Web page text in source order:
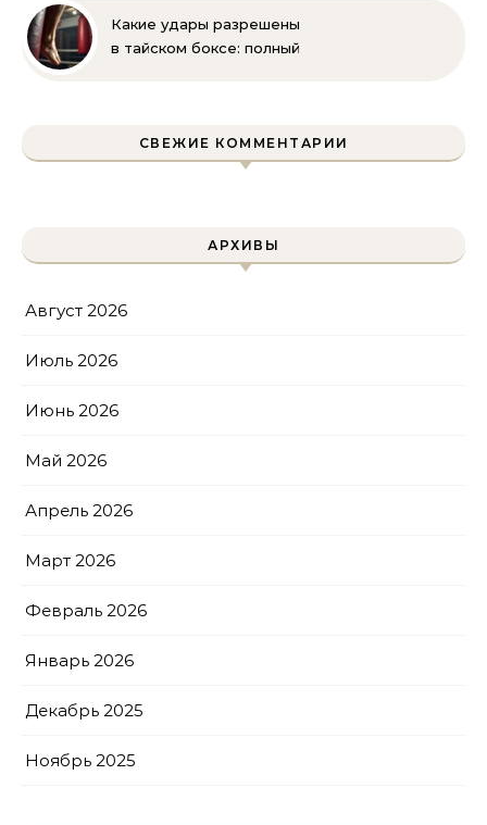
экипировки
Какие удары разрешены
в тайском боксе: полный
СВЕЖИЕ КОММЕНТАРИИ
АРХИВЫ
Август 2026
Июль 2026
Июнь 2026
Май 2026
Апрель 2026
Март 2026
Февраль 2026
Январь 2026
Декабрь 2025
Ноябрь 2025